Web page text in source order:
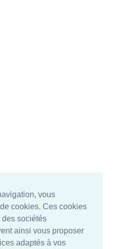
vous
cookies. Ces cookies
sociétés
ainsi vous proposer
adaptés à vos